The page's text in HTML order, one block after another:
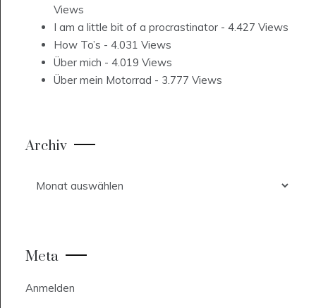
Views
I am a little bit of a procrastinator - 4.427 Views
How To’s - 4.031 Views
Über mich - 4.019 Views
Über mein Motorrad - 3.777 Views
Archiv
Meta
Anmelden